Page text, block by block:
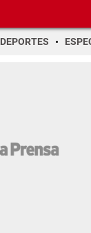
DEPORTES